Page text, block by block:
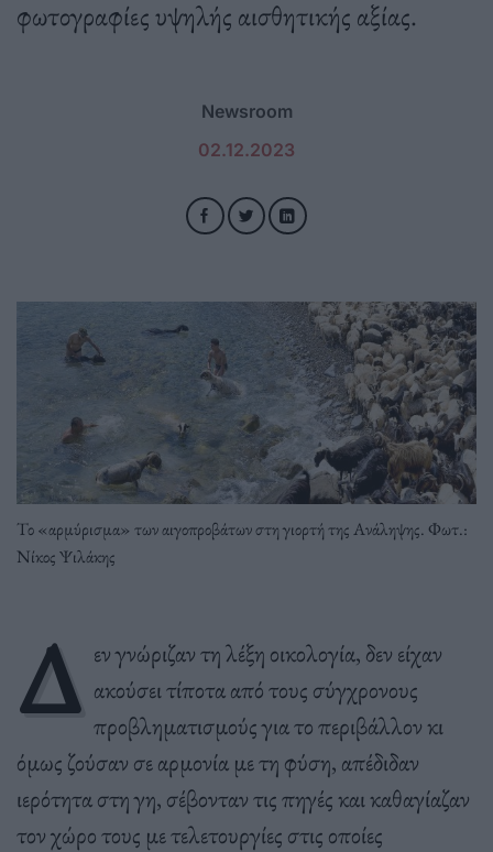
φωτογραφίες υψηλής αισθητικής αξίας.
Newsroom
02.12.2023
Το «αρμύρισμα» των αιγοπροβάτων στη γιορτή της Ανάληψης. Φωτ.:
Νίκος Ψιλάκης
Δ εν γνώριζαν τη λέξη οικολογία, δεν είχαν
ακούσει τίποτα από τους σύγχρονους
προβληματισμούς για το περιβάλλον κι
όμως ζούσαν σε αρμονία με τη φύση, απέδιδαν
ιερότητα στη γη, σέβονταν τις πηγές και καθαγίαζαν
τον χώρο τους με τελετουργίες στις οποίες